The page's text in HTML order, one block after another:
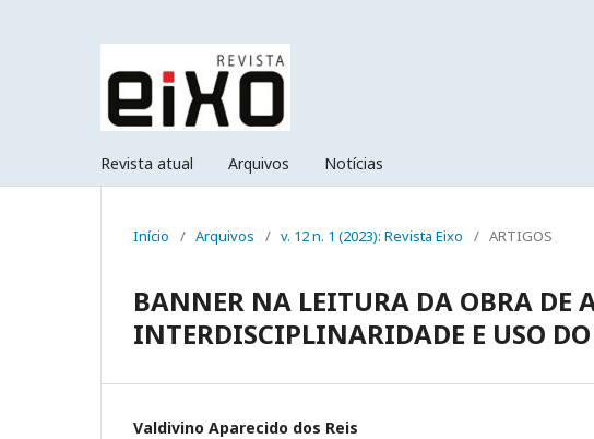
Revista atual Arquivos Notícias
Início / Arquivos / v. 12 n. 1 (2023): Revista Eixo / ARTIGOS
BANNER NA LEITURA DA OBRA DE
INTERDISCIPLINARIDADE E USO DO
Valdivino Aparecido dos Reis